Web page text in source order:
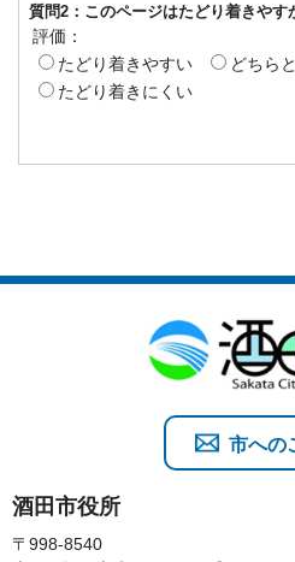
質問2：このページはたどり着きやす
評価：
たどり着きやすい
どちら
たどり着きにくい
酒田市役所
〒998-8540
市への